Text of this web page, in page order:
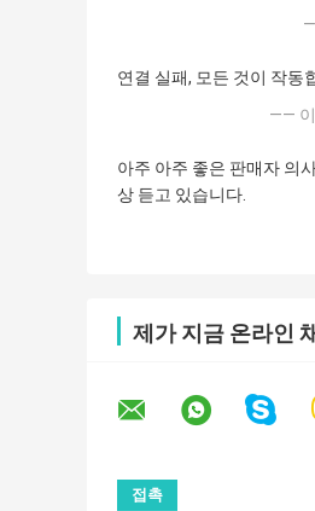
연결 실패, 모든 것이 작동
—— 이
아주 아주 좋은 판매자 의
상 듣고 있습니다.
제가 지금 온라인